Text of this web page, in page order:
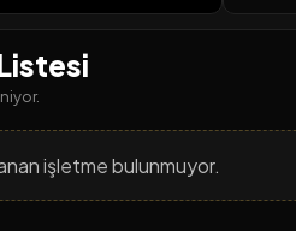
işletme bulunmuyor.